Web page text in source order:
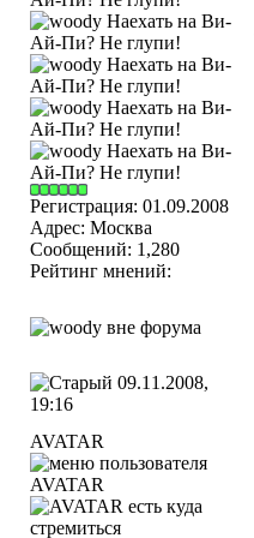
Регистрация: 01.09.2008
Адрес: Москва
Сообщений: 1,280
Рейтинг мнений:
09.11.2008,
19:16
AVATAR